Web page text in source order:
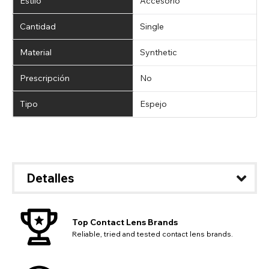
Cantidad Single
Material Synthetic
Prescripción No
Tipo Espejo
Detalles
Top Contact Lens Brands
Reliable, tried and tested contact lens brands.